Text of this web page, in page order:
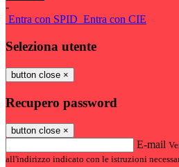
-
Entra con SPID Entra con CIE
Seleziona utente
button close ×
Recupero password
button close ×
E-mail
all'indirizzo indicato con le istruzioni